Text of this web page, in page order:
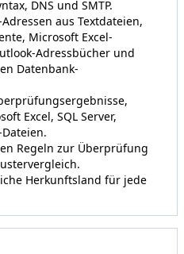
DNS und SMTP.
aus Textdateien,
Microsoft Excel-
Adressbücher und
Datenbank-
Excel, SQL Server,
Regeln zur Überprüfung
Herkunftsland für jede